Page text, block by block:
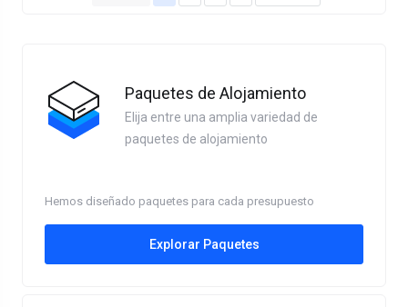
Paquetes de Alojamiento
Elija entre una amplia variedad de
paquetes de alojamiento
Hemos diseñado paquetes para cada presupuesto
Explorar Paquetes